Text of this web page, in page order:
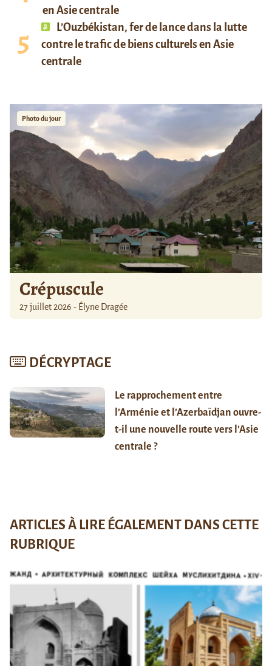
en Asie centrale
L’Ouzbékistan, fer de lance dans la lutte
contre le trafic de biens culturels en Asie
centrale
Photo du jour
Crépuscule
27 juillet 2026 - Élyne Dragée
DÉCRYPTAGE
Le rapprochement entre
l’Arménie et l’Azerbaïdjan ouvre-
t-il une nouvelle route vers l’Asie
centrale ?
ARTICLES À LIRE ÉGALEMENT DANS CETTE
RUBRIQUE